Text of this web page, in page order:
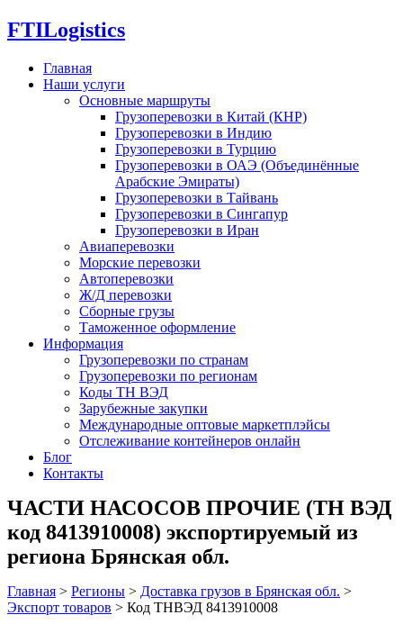
FTILogistics
Главная
Наши услуги
Основные маршруты
Грузоперевозки в Китай (КНР)
Грузоперевозки в Индию
Грузоперевозки в Турцию
Грузоперевозки в ОАЭ (Объединённые
Арабские Эмираты)
Грузоперевозки в Тайвань
Грузоперевозки в Сингапур
Грузоперевозки в Иран
Авиаперевозки
Морские перевозки
Автоперевозки
Ж/Д перевозки
Сборные грузы
Таможенное оформление
Информация
Грузоперевозки по странам
Грузоперевозки по регионам
Коды ТН ВЭД
Зарубежные закупки
Международные оптовые маркетплэйсы
Отслеживание контейнеров онлайн
Блог
Контакты
ЧАСТИ НАСОСОВ ПРОЧИЕ (ТН ВЭД
код 8413910008) экспортируемый из
региона Брянская обл.
Главная > Регионы > Доставка грузов в Брянская обл. >
Экспорт товаров > Код ТНВЭД 8413910008